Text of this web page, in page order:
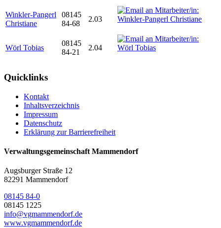
Winkler-Pangerl
Christiane
08145
84-68
2.03
Wörl Tobias
08145
84-21
2.04
Quicklinks
Kontakt
Inhaltsverzeichnis
Impressum
Datenschutz
Erklärung zur Barrierefreiheit
Verwaltungsgemeinschaft Mammendorf
Augsburger Straße 12
82291 Mammendorf
08145 84-0
08145 1225
info@vgmammendorf.de
www.vgmammendorf.de